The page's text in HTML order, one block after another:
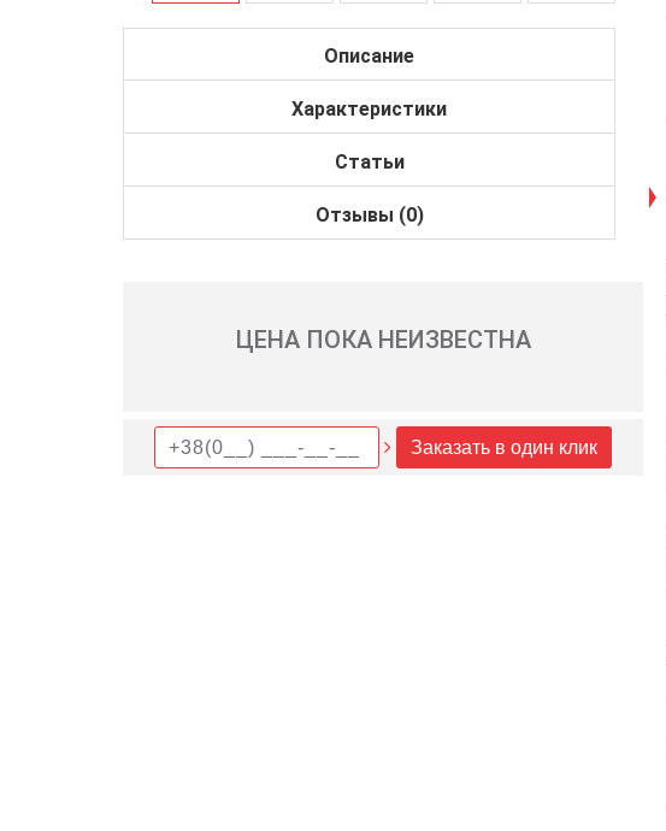
Описание
Характеристики
Статьи
Отзывы (0)
ЦЕНА ПОКА НЕИЗВЕСТНА
Заказать в один клик